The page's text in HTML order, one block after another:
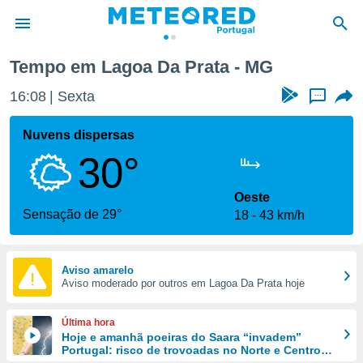
da
foi
fornecidas
a este
das
e
forma
digital
Tempo em Lagoa Da Prata - MG
16:08 Sexta ...
Nuvens dispersas
30°
Sensação de 29°
Oeste
18
43 km/h
Aviso amarelo
Aviso moderado por outros em Lagoa Da Prata hoje
Última hora
Hoje e amanhã poeiras do Saara “invadem”
Portugal: risco de trovoadas no Norte e Centro